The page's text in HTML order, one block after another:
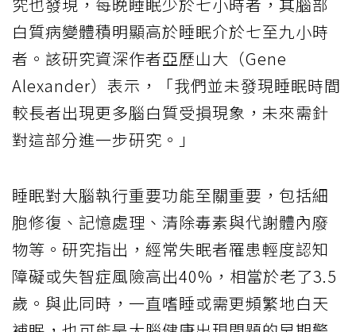
白質病變體積明顯高於睡眠介於七至九小時
者。該研究資深作者亞歷山大（Gene
Alexander）表示，「我們並未發現睡眠時間
較長者出現更多腦白質受損現象，未來需針
對這部分進一步研究。」
睡眠對大腦執行重要功能至關重要，包括細
胞修復、記憶處理、清除毒素與代謝體內廢
物等。研究指出，經常失眠者罹患輕度認知
障礙或失智症風險高出40%，相當於老了3.5
歲。與此同時，一直嗜睡或需更頻繁地白天